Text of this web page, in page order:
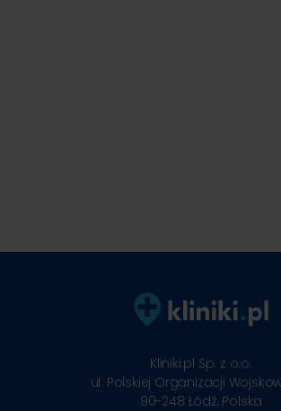
Kliniki.pl Sp. z o.o.
ul. Polskiej Organizacji
90-248 Łódź, Polska